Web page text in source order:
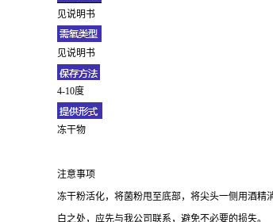
见说明书
见说明书
4-10度
冻干物
注意事项
冻干粉活化，将菌粉甩至底部，将尖头一侧用酒精
白之处，应先与我公司联系，避免不必要的损失。